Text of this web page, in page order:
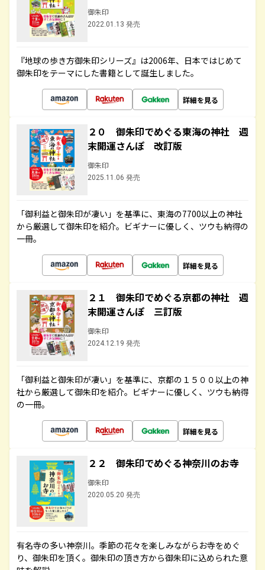
御朱印
2022.01.13 発売
『地球の歩き方御朱印シリーズ』は2006年、日本ではじめて
御朱印をテーマにした書籍として誕生しました。
詳細を見る
２０ 御朱印でめぐる東海の神社 週
末開運さんぽ 改訂版
御朱印
2025.11.06 発売
「御利益と御朱印が凄い」を基準に、東海の7700以上の神社
から厳選して御朱印を紹介。ビギナーに優しく、ツウも納得の
一冊。
詳細を見る
２１ 御朱印でめぐる京都の神社 週
末開運さんぽ 三訂版
御朱印
2024.12.19 発売
「御利益と御朱印が凄い」を基準に、京都の１５００以上の神
社から厳選して御朱印を紹介。ビギナーに優しく、ツウも納得
の一冊。
詳細を見る
２２ 御朱印でめぐる神奈川のお寺
御朱印
2020.05.20 発売
有名寺の多い神奈川。季節の花々を楽しみながらお寺をめぐ
り、御朱印を頂く。御朱印の頂き方から御朱印に込められた意